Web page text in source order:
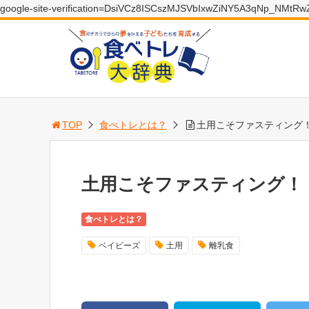
google-site-
TOP 食べトレとは？ 土用こそファスティング！
土用こそファスティング！
食べトレとは？
ベイビーズ 土用 離乳食